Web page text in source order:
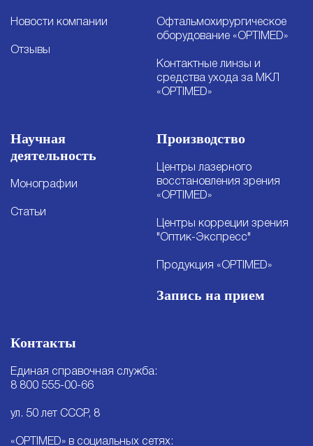
Новости компании
Отзывы
Офтальмохирургическое
оборудование «OPTIMED»
Контактные линзы и
средства ухода за МКЛ
«OPTIMED»
Научная
деятельность
Монографии
Статьи
Производство
Центры лазерного
восстановления зрения
«OPTIMED»
Центры корреции зрения
"Оптик-Экспресс"
Продукция «OPTIMED»
Запись на прием
Контакты
Единая справочная служба:
8 800 555-00-66
ул. 50 лет СССР, 8
«OPTIMED» в социальных сетях: